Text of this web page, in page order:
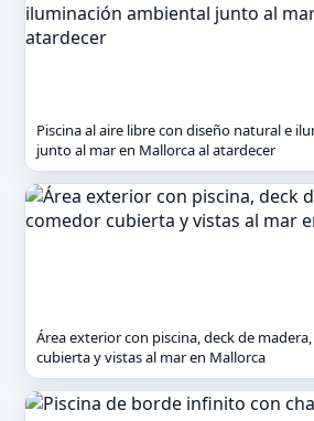
Piscina al aire libre con diseño natural e
junto al mar en Mallorca al atardecer
Área exterior con piscina, deck de
cubierta y vistas al mar en Mallorca